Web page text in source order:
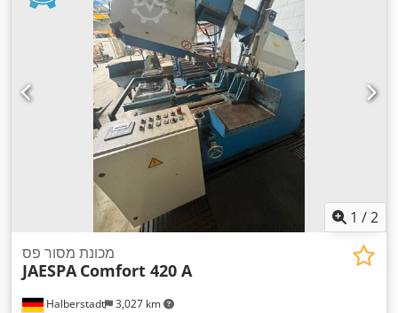
1 /2
Halberstadt 3,027 km
מכונת מסור פס
JAESPA Comfort 420 A